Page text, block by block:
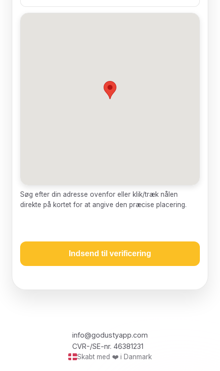
❌Nej, restauranten er ikke hundevenlig /
Søg efter din adresse ovenfor eller klik/træk nålen
direkte på kortet for at angive den præcise placering.
Indsend til verificering
info@godustyapp.com
CVR-/SE-nr. 46381231
Skabt med ❤️ i Danmark